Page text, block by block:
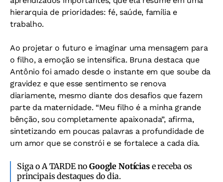
hierarquia de prioridades: fé, saúde, família e
trabalho.
Ao projetar o futuro e imaginar uma mensagem para
o filho, a emoção se intensifica. Bruna destaca que
Antônio foi amado desde o instante em que soube da
gravidez e que esse sentimento se renova
diariamente, mesmo diante dos desafios que fazem
parte da maternidade. “Meu filho é a minha grande
bênção, sou completamente apaixonada”, afirma,
sintetizando em poucas palavras a profundidade de
um amor que se constrói e se fortalece a cada dia.
Siga o A TARDE noGoogle Notíciase receba os
principais destaques do dia.